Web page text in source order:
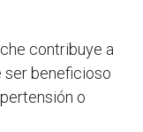
contribuye a
ser beneficioso
o